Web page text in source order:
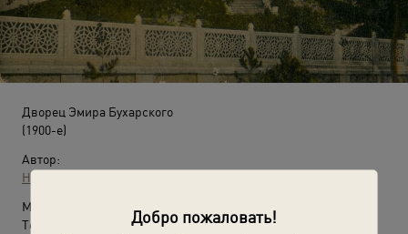
Добро пожаловать!
Дворец Эмира Бухарского
(1900-е)
Автор:
Неизвестный автор
Место съемки:
Терская обл., пос. Железноводск